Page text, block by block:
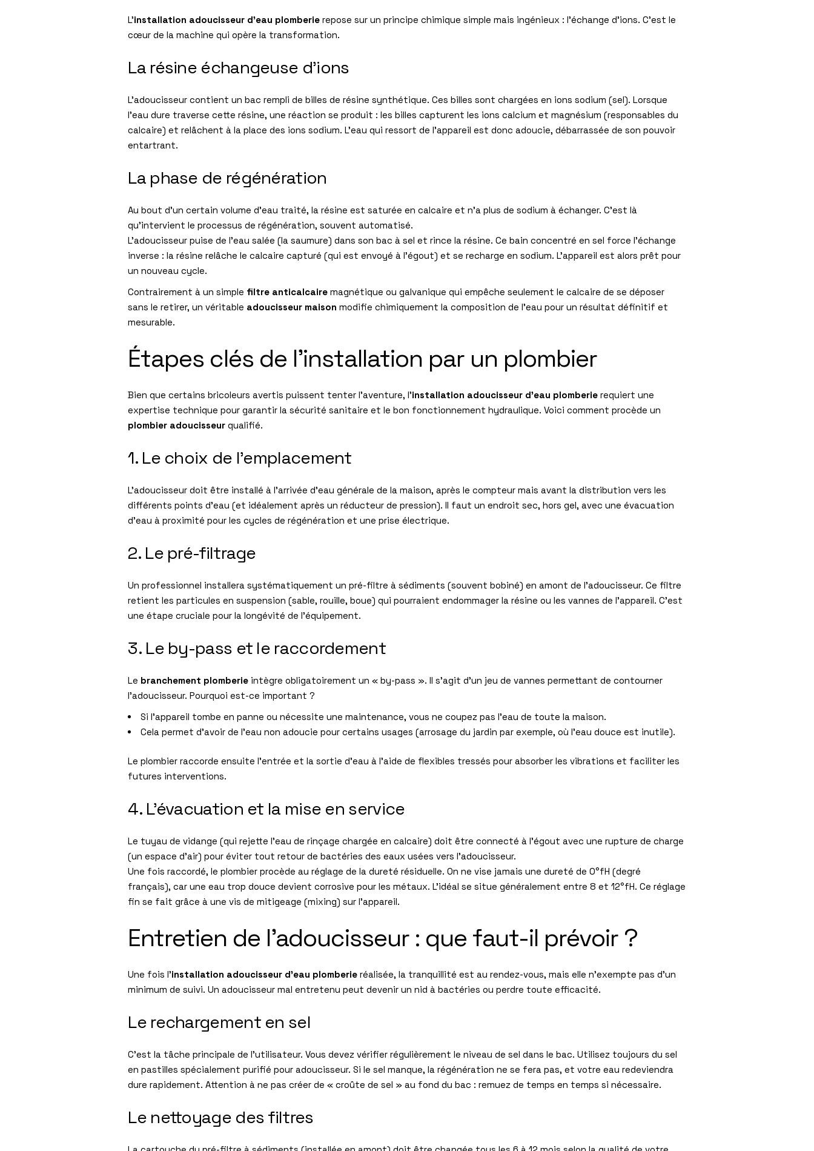
L’installation adoucisseur d’eau plomberie repose sur un principe chimique simple mais ingénieux : l’échange d’ions. C’est le
cœur de la machine qui opère la transformation.
La résine échangeuse d’ions
L’adoucisseur contient un bac rempli de billes de résine synthétique. Ces billes sont chargées en ions sodium (sel). Lorsque
l’eau dure traverse cette résine, une réaction se produit : les billes capturent les ions calcium et magnésium (responsables du
calcaire) et relâchent à la place des ions sodium. L’eau qui ressort de l’appareil est donc adoucie, débarrassée de son pouvoir
entartrant.
La phase de régénération
Au bout d’un certain volume d’eau traité, la résine est saturée en calcaire et n’a plus de sodium à échanger. C’est là
qu’intervient le processus de régénération, souvent automatisé.
L’adoucisseur puise de l’eau salée (la saumure) dans son bac à sel et rince la résine. Ce bain concentré en sel force l’échange
inverse : la résine relâche le calcaire capturé (qui est envoyé à l’égout) et se recharge en sodium. L’appareil est alors prêt pour
un nouveau cycle.
Contrairement à un simple filtre anticalcaire magnétique ou galvanique qui empêche seulement le calcaire de se déposer
sans le retirer, un véritable adoucisseur maison modifie chimiquement la composition de l’eau pour un résultat définitif et
mesurable.
Étapes clés de l’installation par un plombier
Bien que certains bricoleurs avertis puissent tenter l’aventure, l’installation adoucisseur d’eau plomberie requiert une
expertise technique pour garantir la sécurité sanitaire et le bon fonctionnement hydraulique. Voici comment procède un
plombier adoucisseur qualifié.
1. Le choix de l’emplacement
L’adoucisseur doit être installé à l’arrivée d’eau générale de la maison, après le compteur mais avant la distribution vers les
différents points d’eau (et idéalement après un réducteur de pression). Il faut un endroit sec, hors gel, avec une évacuation
d’eau à proximité pour les cycles de régénération et une prise électrique.
2. Le pré-filtrage
Un professionnel installera systématiquement un pré-filtre à sédiments (souvent bobiné) en amont de l’adoucisseur. Ce filtre
retient les particules en suspension (sable, rouille, boue) qui pourraient endommager la résine ou les vannes de l’appareil. C’est
une étape cruciale pour la longévité de l’équipement.
3. Le by-pass et le raccordement
Le branchement plomberie intègre obligatoirement un « by-pass ». Il s’agit d’un jeu de vannes permettant de contourner
l’adoucisseur. Pourquoi est-ce important ?
Si l’appareil tombe en panne ou nécessite une maintenance, vous ne coupez pas l’eau de toute la maison.
Cela permet d’avoir de l’eau non adoucie pour certains usages (arrosage du jardin par exemple, où l’eau douce est inutile).
Le plombier raccorde ensuite l’entrée et la sortie d’eau à l’aide de flexibles tressés pour absorber les vibrations et faciliter les
futures interventions.
4. L’évacuation et la mise en service
Le tuyau de vidange (qui rejette l’eau de rinçage chargée en calcaire) doit être connecté à l’égout avec une rupture de charge
(un espace d’air) pour éviter tout retour de bactéries des eaux usées vers l’adoucisseur.
Une fois raccordé, le plombier procède au réglage de la dureté résiduelle. On ne vise jamais une dureté de 0°fH (degré
français), car une eau trop douce devient corrosive pour les métaux. L’idéal se situe généralement entre 8 et 12°fH. Ce réglage
fin se fait grâce à une vis de mitigeage (mixing) sur l’appareil.
Entretien de l’adoucisseur : que faut-il prévoir ?
Une fois l’installation adoucisseur d’eau plomberie réalisée, la tranquillité est au rendez-vous, mais elle n’exempte pas d’un
minimum de suivi. Un adoucisseur mal entretenu peut devenir un nid à bactéries ou perdre toute efficacité.
Le rechargement en sel
C’est la tâche principale de l’utilisateur. Vous devez vérifier régulièrement le niveau de sel dans le bac. Utilisez toujours du sel
en pastilles spécialement purifié pour adoucisseur. Si le sel manque, la régénération ne se fera pas, et votre eau redeviendra
dure rapidement. Attention à ne pas créer de « croûte de sel » au fond du bac : remuez de temps en temps si nécessaire.
Le nettoyage des filtres